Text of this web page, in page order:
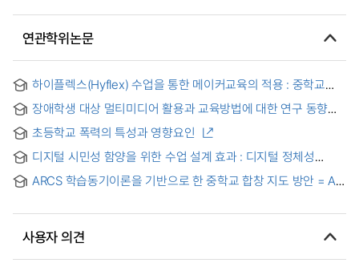
연관학위논문
하이플렉스(Hyflex) 수업을 통한 메이커교육의 적용 : 중학교
장애학생 대상 멀티미디어 활용과 교육방법에 대한 연구 동향
on Study Trend on the Practical Use of Multimedia and
Educational Method for the Handicapped Students
초등학교 폭력의 특성과 영향요인
디지털 시민성 함양을 위한 수업 설계 효과 : 디지털 정체성
ARCS 학습동기이론을 기반으로 한 중학교 합창 지도 방안 = A
사용자 의견